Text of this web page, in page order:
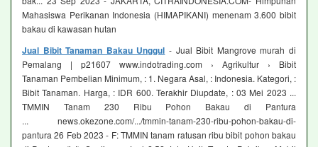
Mahasiswa Perikanan Indonesia (HIMAPIKANI) menenam 3.600 bibit
bakau di kawasan hutan
Jual Bibit Tanaman Bakau Unggul - Jual Bibit Mangrove murah di
Pemalang | p21607 www.indotrading.com › Agrikultur › Bibit
Tanaman Pembelian Minimum, : 1. Negara Asal, : Indonesia. Kategori, :
Bibit Tanaman. Harga, : IDR 600. Terakhir Diupdate, : 03 Mei 2023 ...
TMMIN Tanam 230 Ribu Pohon Bakau di Pantura
... news.okezone.com/.../tmmin-tanam-230-ribu-pohon-bakau-di-
pantura 26 Feb 2023 - F: TMMIN tanam ratusan ribu bibit pohon bakau